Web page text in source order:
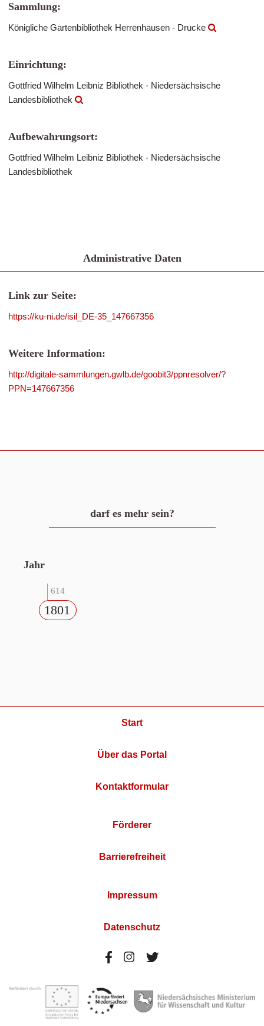
Sammlung:
Königliche Gartenbibliothek Herrenhausen - Drucke
Einrichtung:
Gottfried Wilhelm Leibniz Bibliothek - Niedersächsische
Landesbibliothek
Aufbewahrungsort:
Gottfried Wilhelm Leibniz Bibliothek - Niedersächsische
Landesbibliothek
Administrative Daten
Link zur Seite:
https://ku-ni.de/isil_DE-35_147667356
Weitere Information:
http://digitale-sammlungen.gwlb.de/goobit3/ppnresolver/?
PPN=147667356
darf es mehr sein?
Jahr
614
1801
Start
Über das Portal
Kontaktformular
Förderer
Barrierefreiheit
Impressum
Datenschutz